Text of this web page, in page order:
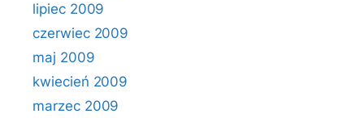
lipiec 2009
czerwiec 2009
maj 2009
kwiecień 2009
marzec 2009